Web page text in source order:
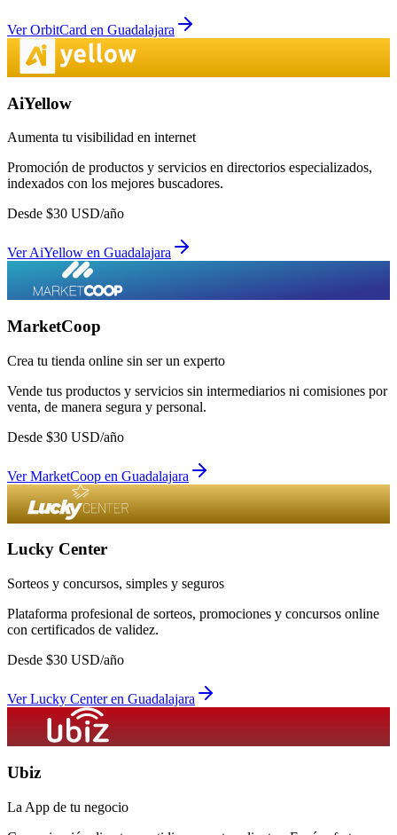
VerOrbitCard en Guadalajara
AiYellow
Aumenta tu visibilidad en internet
Promoción de productos y servicios en directorios especializados,
indexados con los mejores buscadores.
Desde $30 USD/año
VerAiYellow en Guadalajara
MarketCoop
Crea tu tienda online sin ser un experto
Vende tus productos y servicios sin intermediarios ni comisiones por
venta, de manera segura y personal.
Desde $30 USD/año
VerMarketCoop en Guadalajara
Lucky Center
Sorteos y concursos, simples y seguros
Plataforma profesional de sorteos, promociones y concursos online
con certificados de validez.
Desde $30 USD/año
VerLucky Centeren Guadalajara
Ubiz
La App de tu negocio